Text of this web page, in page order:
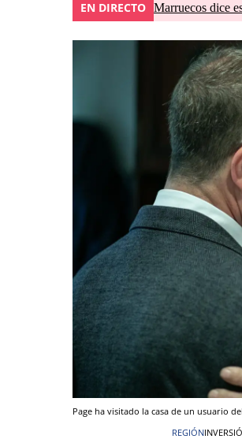
EN DIRECTO Marruecos dice
Page ha visitado la casa de un usuario
REGIÓN